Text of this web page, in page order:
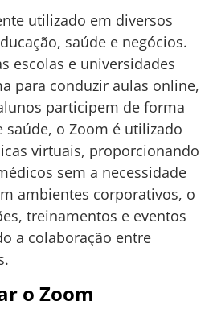
utilizado em diversos
saúde e negócios.
escolas e universidades
para conduzir aulas online,
participem de forma
saúde, o Zoom é utilizado
virtuais, proporcionando
sem a necessidade
ambientes corporativos, o
treinamentos e eventos
a colaboração entre
o Zoom